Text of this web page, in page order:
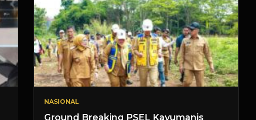
NASIONAL
Ground Breaking PSEL Kayumanis